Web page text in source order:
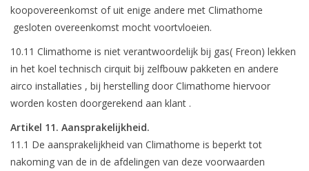
koopovereenkomst of uit enige andere met Climathome
gesloten overeenkomst mocht voortvloeien.
10.11 Climathome is niet verantwoordelijk bij gas( Freon) lekken
in het koel technisch cirquit bij zelfbouw pakketen en andere
airco installaties , bij herstelling door Climathome hiervoor
worden kosten doorgerekend aan klant .
Artikel 11. Aansprakelijkheid.
11.1 De aansprakelijkheid van Climathome is beperkt tot
nakoming van de in de afdelingen van deze voorwaarden